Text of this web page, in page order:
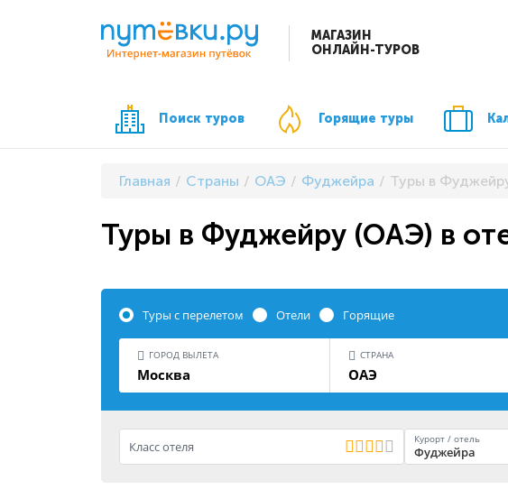
МАГАЗИН
ОНЛАЙН-ТУРОВ
Поиск туров Горящие туры
Главная Страны ОАЭ Фуджейра Туры в
Туры в Фуджейру (ОАЭ) в
Туры с перелетом Отели Горящие
ГОРОД ВЫЛЕТА
Москва
СТРАНА
ОАЭ
Класс отеля Курорт / отель
Фуджейра